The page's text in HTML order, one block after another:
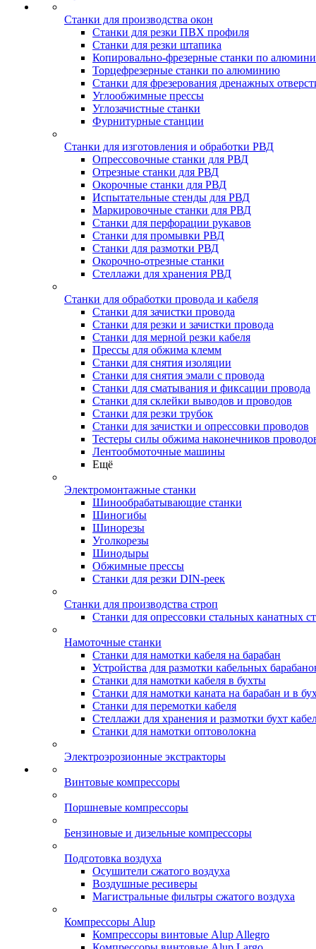
Станки для производства окон
Станки для резки ПВХ профиля
Станки для резки штапика
Копировально-фрезерные станки по
Торцефрезерные станки по алюминию
Станки для фрезерования дренажных
Углообжимные прессы
Углозачистные станки
Фурнитурные станции
Станки для изготовления и обработки РВД
Опрессовочные станки для РВД
Отрезные станки для РВД
Окорочные станки для РВД
Испытательные стенды для РВД
Маркировочные станки для РВД
Станки для перфорации рукавов
Станки для промывки РВД
Станки для размотки РВД
Окорочно-отрезные станки
Стеллажи для хранения РВД
Станки для обработки провода и кабеля
Станки для зачистки провода
Станки для резки и зачистки провода
Станки для мерной резки кабеля
Прессы для обжима клемм
Станки для снятия изоляции
Станки для снятия эмали с провода
Станки для сматывания и фиксации провода
Станки для склейки выводов и проводов
Станки для резки трубок
Станки для зачистки и опрессовки проводов
Тестеры силы обжима наконечников
Лентообмоточные машины
Ещё
Электромонтажные станки
Шинообрабатывающие станки
Шиногибы
Шинорезы
Уголкорезы
Шинодыры
Обжимные прессы
Станки для резки DIN-реек
Станки для производства строп
Станки для опрессовки стальных канатных
Намоточные станки
Станки для намотки кабеля на барабан
Устройства для размотки кабельных
Станки для намотки кабеля в бухты
Станки для намотки каната на барабан и в
Станки для перемотки кабеля
Стеллажи для хранения и размотки бухт
Станки для намотки оптоволокна
Электроэрозионные экстракторы
Винтовые компрессоры
Поршневые компрессоры
Бензиновые и дизельные компрессоры
Подготовка воздуха
Осушители сжатого воздуха
Воздушные ресиверы
Магистральные фильтры сжатого воздуха
Компрессоры Alup
Компрессоры винтовые Alup Allegro